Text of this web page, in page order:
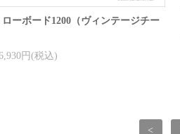
ローボード1200（ヴィンテージチー
円(税込)
<